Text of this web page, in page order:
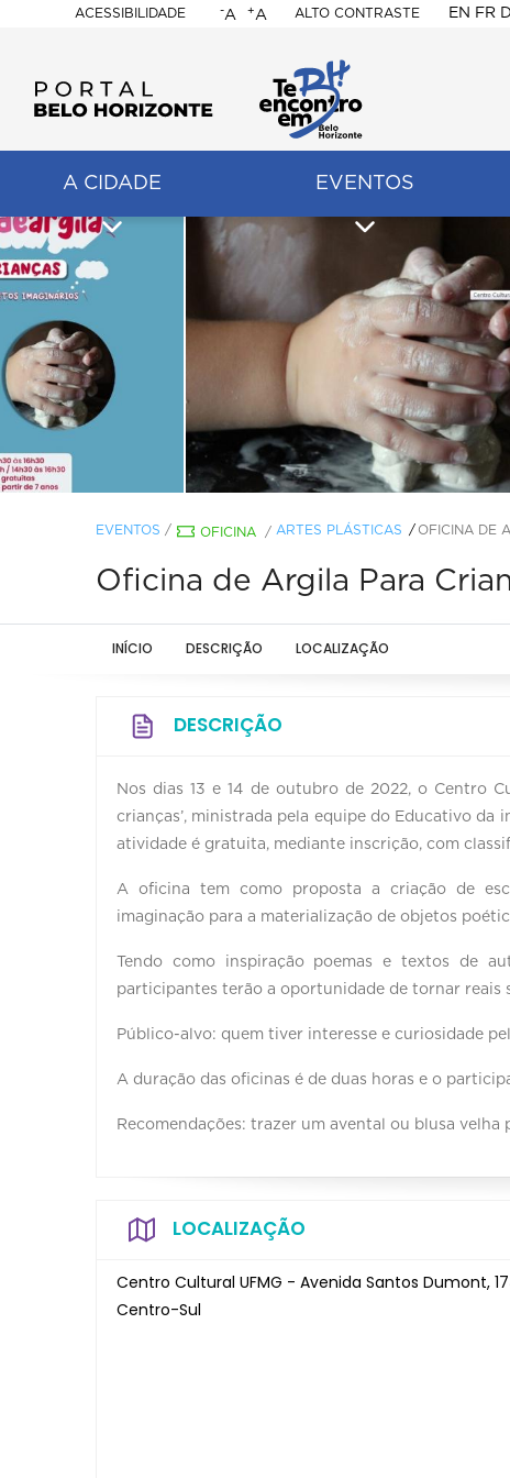
ACESSIBILIDADE
BELO
HORIZONTE
-A +A ALTO CONTRASTE EN FR
A CIDADE EVENTOS
EVENTOS / OFICINA / ARTES PLÁSTICAS OFICINA DE
Oficina de Argila Para
INÍCIO DESCRIÇÃO LOCALIZAÇÃO
DESCRIÇÃO
Nos dias 13 e 14 de outubro de 2022, o Centro
crianças’, ministrada pela equipe do Educativo da
atividade é gratuita, mediante inscrição, com
A oficina tem como proposta a criação de
imaginação para a materialização de objetos
Tendo como inspiração poemas e textos de
participantes terão a oportunidade de tornar reais
Público-alvo: quem tiver interesse e curiosidade
A duração das oficinas é de duas horas e o
Recomendações: trazer um avental ou blusa velha
LOCALIZAÇÃO
Centro Cultural UFMG - Avenida Santos Dumont,
Centro-Sul